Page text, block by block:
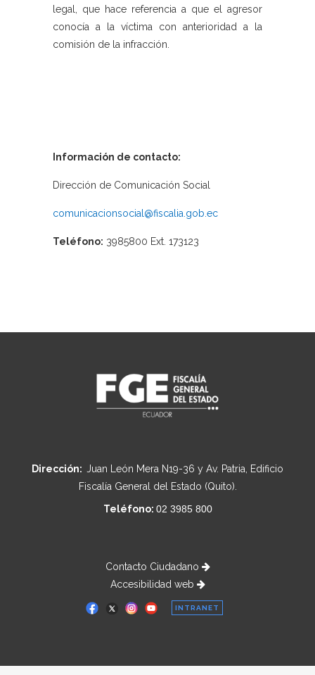
legal, que hace referencia a que el agresor
conocía a la víctima con anterioridad a la
comisión de la infracción.
Información de contacto:
Dirección de Comunicación Social
comunicacionsocial@fiscalia.gob.ec
Teléfono: 3985800 Ext. 173123
Dirección: Juan León Mera N19-36 y Av. Patria, Edificio
Fiscalía General del Estado (Quito).
Teléfono: 02 3985 800
Contacto Ciudadano
Accesibilidad web
INTRANET